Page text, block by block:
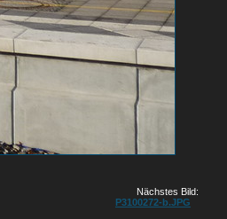
Nächstes Bild:
P3100272-b.JPG